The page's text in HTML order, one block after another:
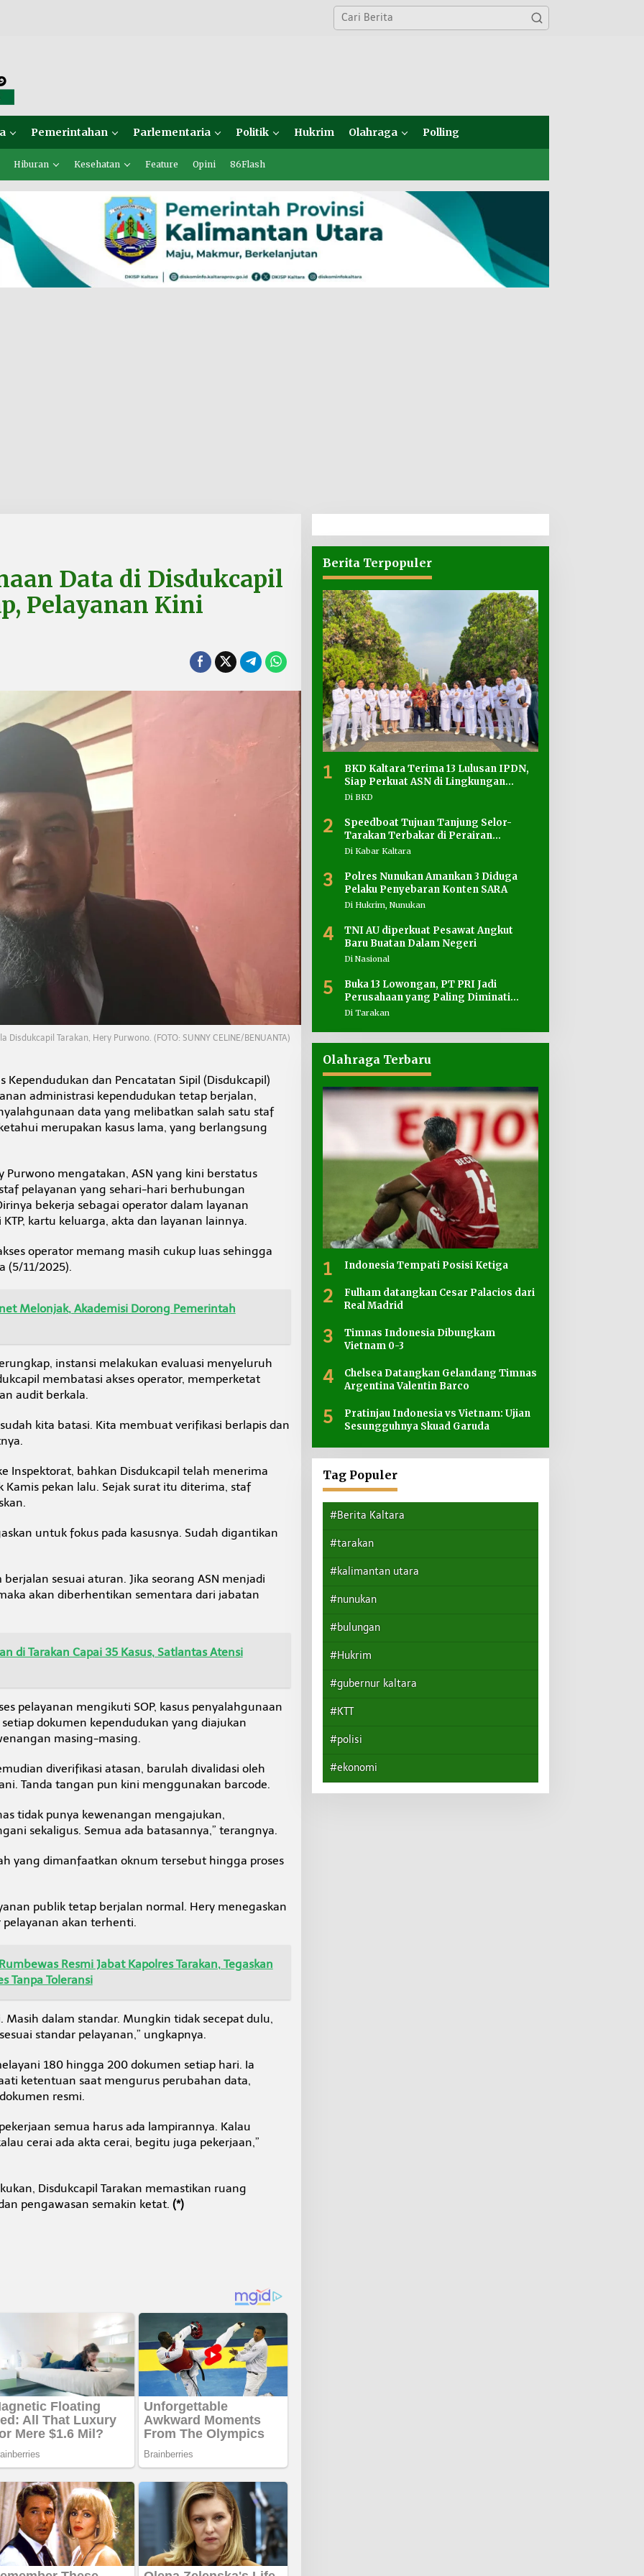
Pemerintahan Parlementaria Politik Hukrim Olahraga Polling
Hiburan Kesehatan Feature Opini 86Flash
Data di Disdukcapil
Pelayanan Kini
Disdukcapil Tarakan, Hery Purwono. (FOTO: SUNNY CELINE/BENUANTA)
Kependudukan dan Pencatatan Sipil (Disdukcapil)
administrasi kependudukan tetap berjalan,
data yang melibatkan salah satu staf
merupakan kasus lama, yang berlangsung
Purwono mengatakan, ASN yang kini berstatus
pelayanan yang sehari-hari berhubungan
bekerja sebagai operator dalam layanan
kartu keluarga, akta dan layanan lainnya.
operator memang masih cukup luas sehingga
(5/11/2025).
Melonjak, Akademisi Dorong Pemerintah
instansi melakukan evaluasi menyeluruh
membatasi akses operator, memperketat
audit berkala.
kita batasi. Kita membuat verifikasi berlapis dan
Inspektorat, bahkan Disdukcapil telah menerima
Kamis pekan lalu. Sejak surat itu diterima, staf
untuk fokus pada kasusnya. Sudah digantikan
sesuai aturan. Jika seorang ASN menjadi
akan diberhentikan sementara dari jabatan
di Tarakan Capai 35 Kasus, Satlantas Atensi
pelayanan mengikuti SOP, kasus penyalahgunaan
dokumen kependudukan yang diajukan
masing-masing.
diverifikasi atasan, barulah divalidasi oleh
Tanda tangan pun kini menggunakan barcode.
tidak punya kewenangan mengajukan,
sekaligus. Semua ada batasannya,” terangnya.
yang dimanfaatkan oknum tersebut hingga proses
publik tetap berjalan normal. Hery menegaskan
akan terhenti.
Resmi Jabat Kapolres Tarakan, Tegaskan
Tanpa Toleransi
Masih dalam standar. Mungkin tidak secepat dulu,
standar pelayanan,” ungkapnya.
180 hingga 200 dokumen setiap hari. Ia
ketentuan saat mengurus perubahan data,
resmi.
semua harus ada lampirannya. Kalau
cerai ada akta cerai, begitu juga pekerjaan,”
Disdukcapil Tarakan memastikan ruang
pengawasan semakin ketat. (*)
Berita Terpopuler
1
BKD Kaltara Terima 13 Lulusan IPDN,
Siap Perkuat ASN di Lingkungan
Pemprov
Di BKD
2
Speedboat Tujuan Tanjung Selor-
Tarakan Terbakar di Perairan
Salimbatu
Di Kabar Kaltara
3
Polres Nunukan Amankan 3 Diduga
Pelaku Penyebaran Konten SARA
Di Hukrim, Nunukan
4
TNI AU diperkuat Pesawat Angkut
Baru Buatan Dalam Negeri
Di Nasional
5
Buka 13 Lowongan, PT PRI Jadi
Perusahaan yang Paling Diminati
Pencari Kerja
Di Tarakan
Olahraga Terbaru
1 Indonesia Tempati Posisi Ketiga
2
Fulham datangkan Cesar Palacios dari
Real Madrid
3
Timnas Indonesia Dibungkam
Vietnam 0-3
4
Chelsea Datangkan Gelandang Timnas
Argentina Valentin Barco
5
Pratinjau Indonesia vs Vietnam: Ujian
Sesungguhnya Skuad Garuda
Tag Populer
#Berita Kaltara
#tarakan
#kalimantan utara
#nunukan
#bulungan
#Hukrim
#gubernur kaltara
#KTT
#polisi
#ekonomi